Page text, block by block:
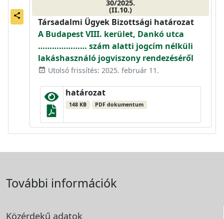
share
30/2025.
(II.10.)
Társadalmi Ügyek Bizottsági határozat
A Budapest VIII. kerület, Dankó utca
………………… szám alatti jogcím nélküli
lakáshasználó jogviszony rendezéséről
event_available Utolsó frissítés: 2025. február 11.
határozat
148 KB PDF dokumentum
További információk
Közérdekű adatok